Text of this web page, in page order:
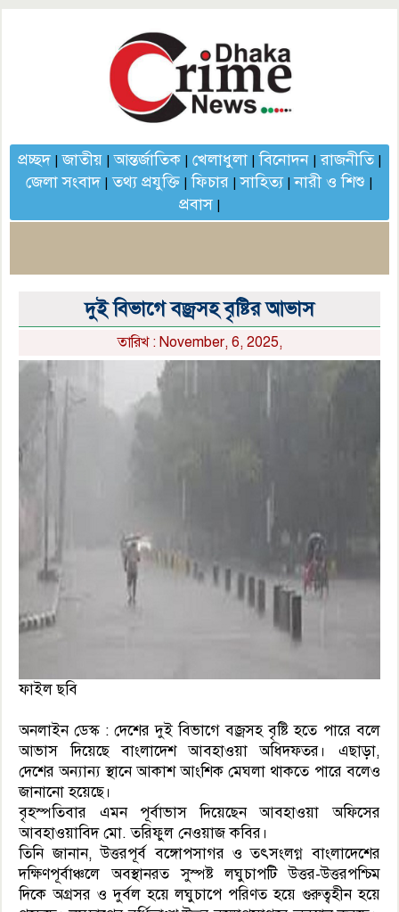
প্রচ্ছদ|জাতীয়|আন্তর্জাতিক| খেলাধুলা|বিনোদন|রাজনীতি|
জেলা সংবাদ|তথ্য প্রযুক্তি |ফিচার |সাহিত্য|নারী ও শিশু |
প্রবাস|
দুই বিভাগে বজ্রসহ বৃষ্টির আভাস
তারিখ : November, 6, 2025,
ফাইল ছবি
অনলাইন ডেস্ক : দেশের দুই বিভাগে বজ্রসহ বৃষ্টি হতে পারে বলে
আভাস দিয়েছে বাংলাদেশ আবহাওয়া অধিদফতর। এছাড়া,
দেশের অন্যান্য স্থানে আকাশ আংশিক মেঘলা থাকতে পারে বলেও
জানানো হয়েছে।
বৃহস্পতিবার এমন পূর্বাভাস দিয়েছেন আবহাওয়া অফিসের
আবহাওয়াবিদ মো. তরিফুল নেওয়াজ কবির।
তিনি জানান, উত্তরপূর্ব বঙ্গোপসাগর ও তৎসংলগ্ন বাংলাদেশের
দক্ষিণপূর্বাঞ্চলে অবস্থানরত সুস্পষ্ট লঘুচাপটি উত্তর-উত্তরপশ্চিম
দিকে অগ্রসর ও দুর্বল হয়ে লঘুচাপে পরিণত হয়ে গুরুত্বহীন হয়ে